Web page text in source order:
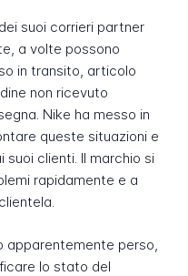
suoi corrieri partner
a volte possono
in transito, articolo
non ricevuto
Nike ha messo in
queste situazioni e
clienti. Il marchio si
rapidamente e a
apparentemente perso,
lo stato del